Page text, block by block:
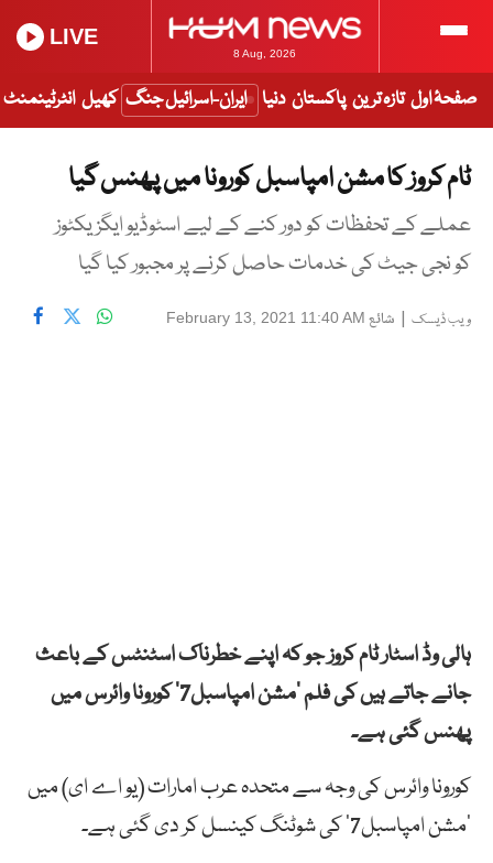
8 Aug, 2026
LIVE
صفحۂ اول تازہ ترین پاکستان دنیا ایران-اسرائیل جنگ کھیل انٹرٹینمنٹ
ٹام کروز کا مشن امپاسبل کورونا میں پھنس گیا
عملے کے تحفظات کو دور کنے کے لیے اسٹوڈیو ایگزیکٹوز
کو نجی جیٹ کی خدمات حاصل کرنے پر مجبور کیا گیا
ویب ڈیسک | شائع February 13, 2021 11:40 AM
ہالی وڈ اسٹار ٹام کروز جو کہ اپنے خطرناک اسٹنٹس کے باعث
جانے جاتے ہیں کی فلم ’مشن امپاسبل7‘ کورونا وائرس میں
پھنس گئی ہے۔
کورونا وائرس کی وجہ سے متحدہ عرب امارات (یو اے ای) میں
’مشن امپاسبل7‘ کی شوٹنگ کینسل کر دی گئی ہے۔